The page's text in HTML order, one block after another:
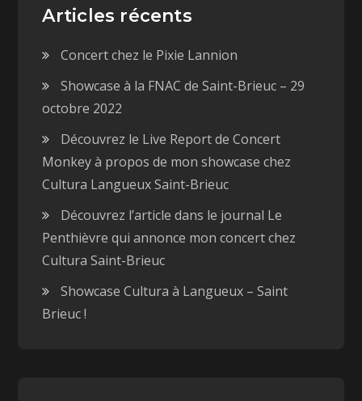
Articles récents
Concert chez le Pixie Lannion
Showcase à la FNAC de Saint-Brieuc – 29
octobre 2022
Découvrez le Live Report de Concert
Monkey à propos de mon showcase chez
Cultura Langueux Saint-Brieuc
Découvrez l’article dans le journal Le
Penthièvre qui annonce mon concert chez
Cultura Saint-Brieuc
Showcase Cultura à Langueux – Saint
Brieuc !